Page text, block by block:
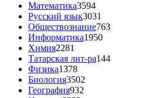
Математика3594
Русский язык3031
Обществознание763
Информатика1950
Химия2281
Татарская лит-ра144
Физика1378
Биология3502
География932